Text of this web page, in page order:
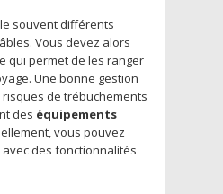
souvent différents
Vous devez alors
qui permet de les ranger
Une bonne gestion
de trébuchements
des équipements
vous pouvez
des fonctionnalités